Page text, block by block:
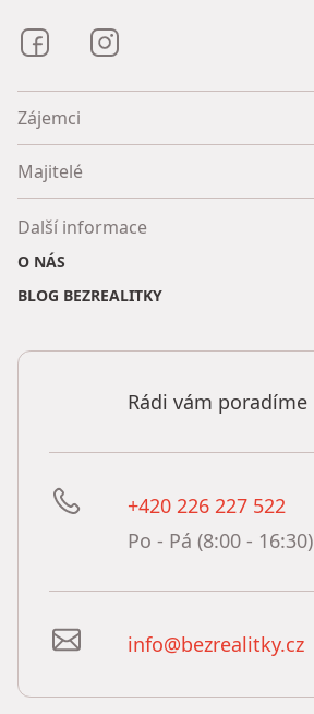
Bezrealitky na Facebooku
Zájemci
Majitelé
Další informace
O NÁS
BLOG BEZREALITKY
Rádi vám poradíme
+420 226 227 522
Po - Pá (8:00 - 16:30)
info@bezrealitky.cz